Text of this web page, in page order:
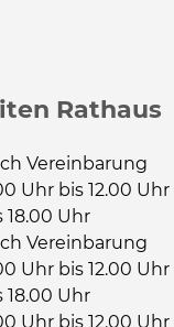
Rathaus
Vereinbarung
Uhr bis 12.00
18.00 Uhr
Vereinbarung
Uhr bis 12.00
18.00 Uhr
Uhr bis 12.00 Uhr